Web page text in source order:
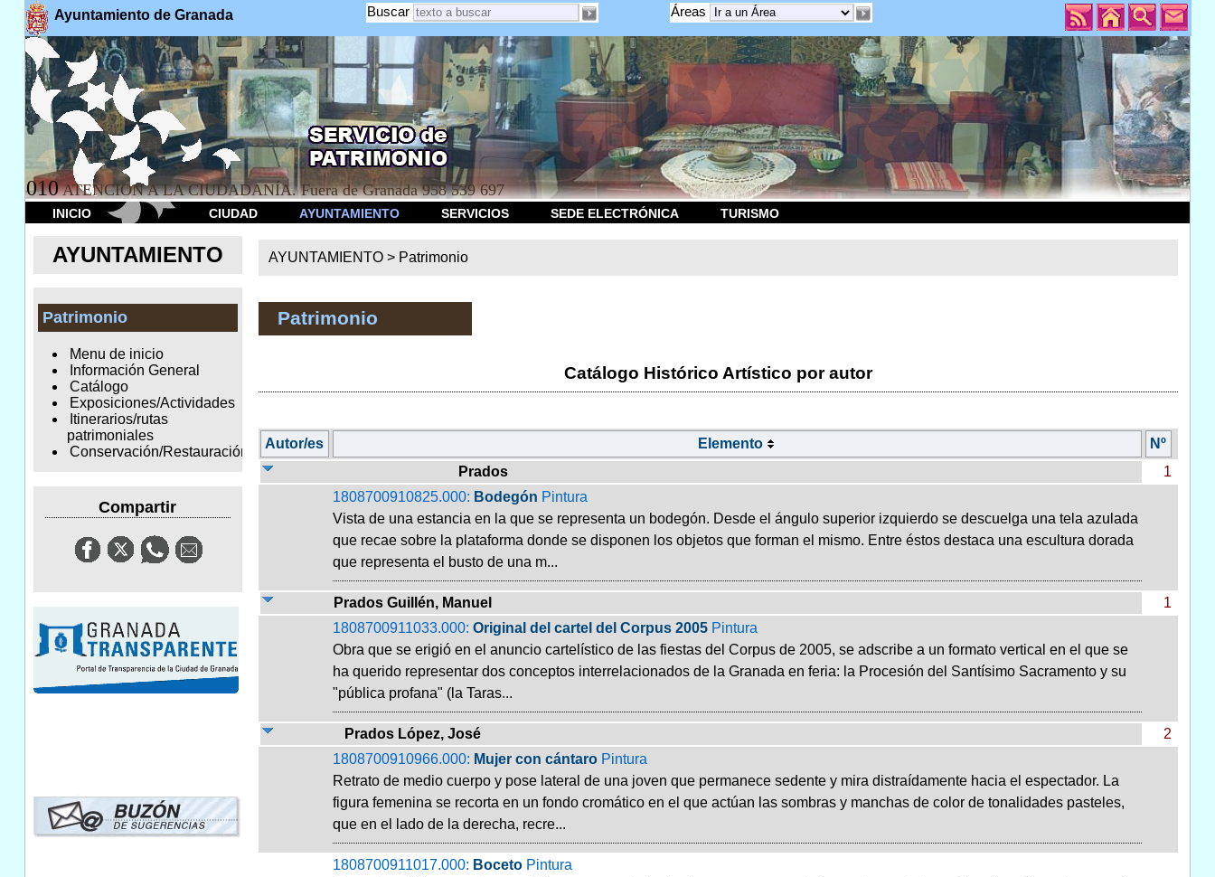
Ayuntamiento de Granada Áreas
Buscar
010 ATENCION A LA CIUDADANÍA. Fuera de Granada 958 539 697
INICIO CIUDAD AYUNTAMIENTO SERVICIOS SEDE ELECTRÓNICA TURISMO
AYUNTAMIENTO
Patrimonio
Menu de inicio
Información General
Catálogo
Exposiciones/Actividades
Itinerarios/rutas
patrimoniales
Conservación/Restauración
Compartir
AYUNTAMIENTO > Patrimonio
Patrimonio
Catálogo Histórico Artístico por autor
Autor/es Elemento
Nº
Prados
1
1808700910825.000: Bodegón Pintura
Vista de una estancia en la que se representa un bodegón. Desde el ángulo superior izquierdo se descuelga una tela azulada
que recae sobre la plataforma donde se disponen los objetos que forman el mismo. Entre éstos destaca una escultura dorada
que representa el busto de una m...
Prados Guillén, Manuel
1
1808700911033.000: Original del cartel del Corpus 2005 Pintura
Obra que se erigió en el anuncio cartelístico de las fiestas del Corpus de 2005, se adscribe a un formato vertical en el que se
ha querido representar dos conceptos interrelacionados de la Granada en feria: la Procesión del Santísimo Sacramento y su
"pública profana" (la Taras...
Prados López, José
2
1808700910966.000: Mujer con cántaro Pintura
Retrato de medio cuerpo y pose lateral de una joven que permanece sedente y mira distraídamente hacia el espectador. La
figura femenina se recorta en un fondo cromático en el que actúan las sombras y manchas de color de tonalidades pasteles,
que en el lado de la derecha, recre...
1808700911017.000: Boceto Pintura